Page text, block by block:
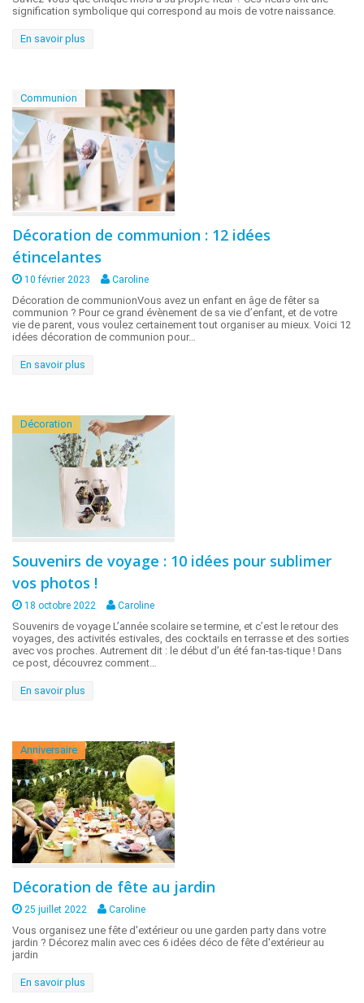
signification symbolique qui correspond au mois de votre naissance.
En savoir plus
Communion
Décoration de communion : 12 idées
étincelantes
10 février 2023 Caroline
Décoration de communionVous avez un enfant en âge de fêter sa
communion ? Pour ce grand évènement de sa vie d’enfant, et de votre
vie de parent, vous voulez certainement tout organiser au mieux. Voici 12
idées décoration de communion pour…
En savoir plus
Décoration
Souvenirs de voyage : 10 idées pour sublimer
vos photos !
18 octobre 2022 Caroline
Souvenirs de voyage L’année scolaire se termine, et c’est le retour des
voyages, des activités estivales, des cocktails en terrasse et des sorties
avec vos proches. Autrement dit : le début d’un été fan-tas-tique ! Dans
ce post, découvrez comment…
En savoir plus
Anniversaire
Décoration de fête au jardin
25 juillet 2022 Caroline
Vous organisez une fête d'extérieur ou une garden party dans votre
jardin ? Décorez malin avec ces 6 idées déco de fête d'extérieur au
jardin
En savoir plus